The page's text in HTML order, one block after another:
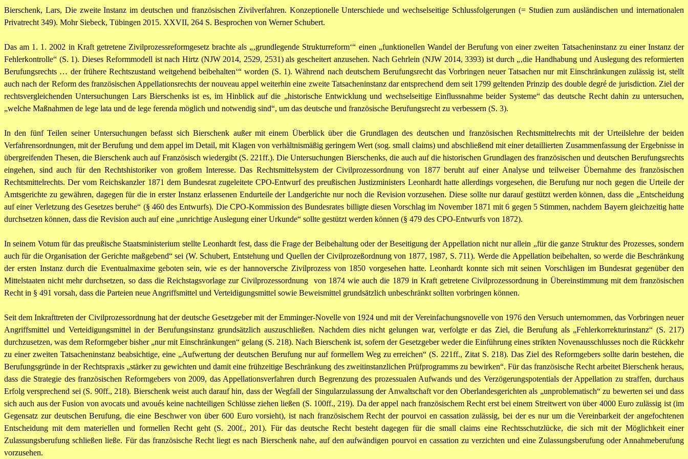
Bierschenk, Lars, Die zweite Instanz im deutschen und französischen Zivilverfahren. Konzeptionelle Unterschiede und wechselseitige Schlussfolgerungen (= Studien zum ausländischen und internationalen
Privatrecht 349). Mohr Siebeck, Tübingen 2015. XXVII, 264 S. Besprochen von Werner Schubert.
Das am 1. 1. 2002 in Kraft getretene Zivilprozessreformgesetz brachte als „‚grundlegende Strukturreform‘“ einen „funktionellen Wandel der Berufung von einer zweiten Tatsacheninstanz zu einer Instanz der
Fehlerkontrolle“ (S. 1). Dieses Reformmodell ist nach Hirtz (NJW 2014, 2529, 2531) als gescheitert anzusehen. Nach Gehrlein (NJW 2014, 3393) ist durch „‚die Handhabung und Auslegung des reformierten
Berufungsrechts … der frühere Rechtszustand weitgehend beibehalten‘“ worden (S. 1). Während nach deutschem Berufungsrecht das Vorbringen neuer Tatsachen nur mit Einschränkungen zulässig ist, stellt
auch nach der Reform des französischen Appellationsrechts der nouveau appel weiterhin eine zweite Tatsacheninstanz dar entsprechend dem seit 1799 geltenden Prinzip des double degré de jurisdiction. Ziel der
rechtsvergleichenden Untersuchungen Lars Bierschenks ist es, im Hinblick auf die „historische Entwicklung und wechselseitige Einflussnahme beider Systeme“ das deutsche Recht dahin zu untersuchen,
„welche Maßnahmen de lege lata und de lege ferenda möglich und notwendig sind“, um das deutsche und französische Berufungsrecht zu verbessern (S. 3).
In den fünf Teilen seiner Untersuchungen befasst sich Bierschenk außer mit einem Überblick über die Grundlagen des deutschen und französischen Rechtsmittelrechts mit der Urteilslehre der beiden
Verfahrensordnungen, mit der Berufung und dem appel im Detail, mit Klagen von verhältnismäßig geringem Wert (sog. small claims) und abschließend mit einer detaillierten Zusammenfassung der Ergebnisse in
übergreifenden Thesen, die Bierschenk auch auf Französisch wiedergibt (S. 221ff.). Die Untersuchungen Bierschenks, die auch auf die historischen Grundlagen des französischen und deutschen Berufungsrechts
eingehen, sind auch für den Rechtshistoriker von großem Interesse. Das Rechtsmittelsystem der Civilprozessordnung von 1877 beruht auf einer Analyse und teilweiser Übernahme des französischen
Rechtsmittelrechts. Der vom Reichskanzler 1871 dem Bundesrat zugeleitete CPO-Entwurf des preußischen Justizministers Leonhardt hatte allerdings vorgesehen, die Berufung nur noch gegen die Urteile der
Amtsgerichte zu gewähren, dagegen für die in erster Instanz erlassenen Endurteile der Landgerichte nur noch die Revision vorzusehen. Diese sollte nur darauf gestützt werden können, dass die „Entscheidung
auf einer Verletzung des Gesetzes beruhe“ (§ 460 des Entwurfs). Die CPO-Kommission des Bundesrates billigte diesen Vorschlag im November 1871 mit 6 gegen 5 Stimmen, nachdem Bayern gleichzeitig hatte
durchsetzen können, dass die Revision auch auf eine „unrichtige Auslegung einer Urkunde“ sollte gestützt werden können (§ 479 des CPO-Entwurfs von 1872).
In seinem Votum für das preußische Staatsministerium stellte Leonhardt fest, dass die Frage der Beibehaltung oder der Beseitigung der Appellation nicht nur allein „für die ganze Struktur des Prozesses, sondern
auch für die Organisation der Gerichte maßgebend“ sei (W. Schubert, Entstehung und Quellen der Civilprozeßordnung von 1877, 1987, S. 711). Werde die Appellation beibehalten, so werde die Beschränkung
der ersten Instanz durch die Eventualmaxime geboten sein, wie es der hannoversche Zivilprozess von 1850 vorgesehen hatte. Leonhardt konnte sich mit seinen Vorschlägen im Bundesrat gegenüber den
Mittelstaaten nicht mehr durchsetzen, so dass die Reichstagsvorlage zur Civilprozessordnung von 1874 wie auch die 1879 in Kraft getretene Civilprozessordnung in Übereinstimmung mit dem französischen
Recht in § 491 vorsah, dass die Parteien neue Angriffsmittel und Verteidigungsmittel sowie Beweismittel grundsätzlich unbeschränkt sollten vorbringen können.
Seit dem Inkrafttreten der Civilprozessordnung hat der deutsche Gesetzgeber mit der Emminger-Novelle von 1924 und mit der Vereinfachungsnovelle von 1976 den Versuch unternommen, das Vorbringen neuer
Angriffsmittel und Verteidigungsmittel in der Berufungsinstanz grundsätzlich auszuschließen. Nachdem dies nicht gelungen war, verfolgte er das Ziel, die Berufung als „Fehlerkorrekturinstanz“ (S. 217)
durchzusetzen, was dem Reformgeber bisher „nur mit Einschränkungen“ gelang (S. 218). Nach Bierschenk ist, sofern der Gesetzgeber weder die Einführung eines strikten Novenausschlusses noch die Rückkehr
zu einer zweiten Tatsacheninstanz beabsichtige, eine „Aufwertung der deutschen Berufung nur auf formellem Weg zu erreichen“ (S. 221ff., Zitat S. 218). Das Ziel des Reformgebers sollte darin bestehen, die
Berufungsgründe in der Rechtspraxis „stärker zu gewichten und damit eine frühzeitige Beschränkung des zweitinstanzlichen Prüfprogramms zu bewirken“. Für das französische Recht arbeitet Bierschenk heraus,
dass die Strategie des französischen Reformgebers von 2009, das Appellationsverfahren durch Begrenzung des prozessualen Aufwands und des Verzögerungspotentials der Appellation zu straffen, durchaus
Erfolg versprechend sei (S. 90ff., 218). Bierschenk weist auch darauf hin, dass der Wegfall der Singularzulassung der Anwaltschaft vor den Oberlandesgerichten als „unproblematisch“ zu bewerten sei und dass
sich auch aus der Fusion von avocats und avoués keine nachteiligen Schlüsse ziehen ließen (S. 100ff., 219). Da der appel nach französischem Recht erst bei einem Streitwert von über 4000 Euro zulässig ist (im
Gegensatz zur deutschen Berufung, die eine Beschwer von über 600 Euro vorsieht), ist nach französischem Recht der pourvoi en cassation zulässig, bei der es nur um die Vereinbarkeit der angefochtenen
Entscheidung mit dem materiellen und formellen Recht geht (S. 200f., 201). Für das deutsche Recht besteht dagegen für die small claims eine Rechtsschutzlücke, die sich mit der Möglichkeit einer
Zulassungsberufung schließen ließe. Für das französische Recht liegt es nach Bierschenk nahe, auf den aufwändigen pourvoi en cassation zu verzichten und eine Zulassungsberufung oder Annahmeberufung
vorzusehen.